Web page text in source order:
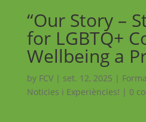
“Our Story –
for LGBTQ+
Wellbeing a
by FCV| set. 12, 2025 |
Noticies i Experiències! | 0